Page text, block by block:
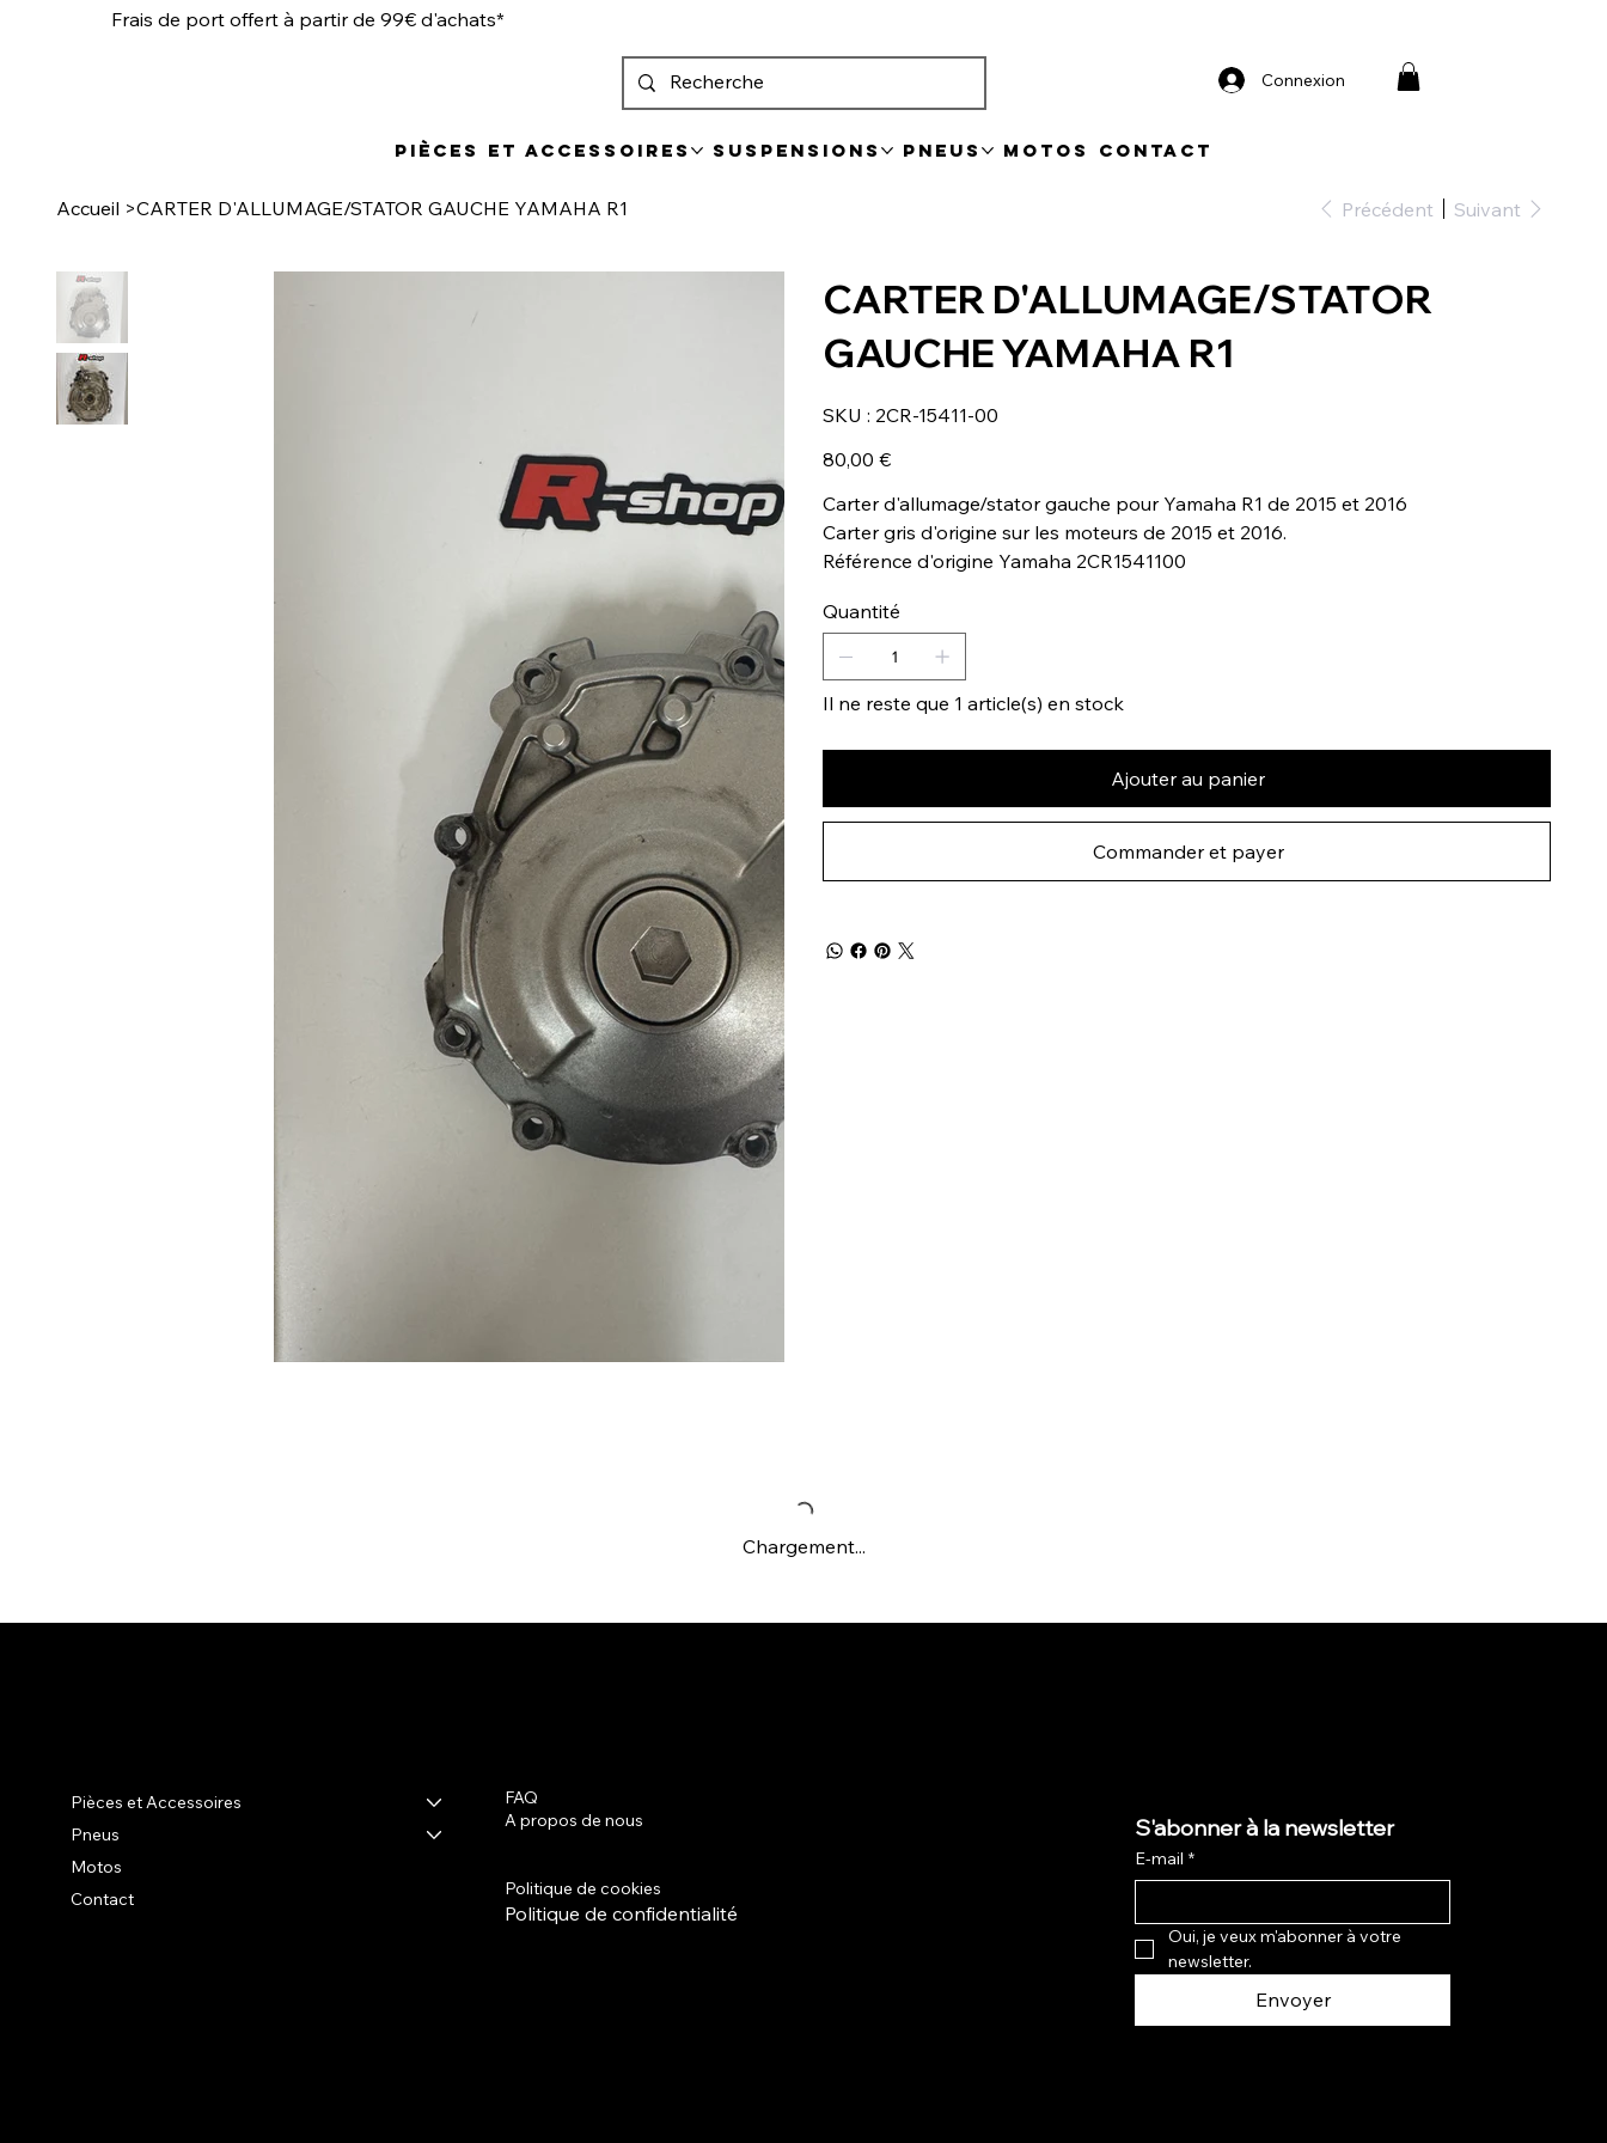
Frais de port offert à partir de 99€ d'achats*
Pièces et Accessoires Suspensions Pneus Motos Contact
Connexion
Accueil >CARTER D'ALLUMAGE/STATOR GAUCHE YAMAHA R1 Précédent Suivant
CARTER D'ALLUMAGE/STATOR
GAUCHE YAMAHA R1
SKU : SKU
2CR-
2CR-15411-00
Prix
80,00 €
Carter d'allumage/stator gauche pour Yamaha R1 de 2015 et 2016
Carter gris d'origine sur les moteurs de 2015 et 2016.
Référence d'origine Yamaha 2CR1541100
Quantité
Il ne reste que 1 article(s) en stock
Ajouter au panier
Commander et payer
Chargement...
Pièces et Accessoires
Pneus
Motos
Contact
FAQ
A propos de nous
Politique de cookies
Politique de confidentialité
S'abonner à la newsletter
E-mail *
Oui, je veux m'abonner à votre
newsletter.
Envoyer